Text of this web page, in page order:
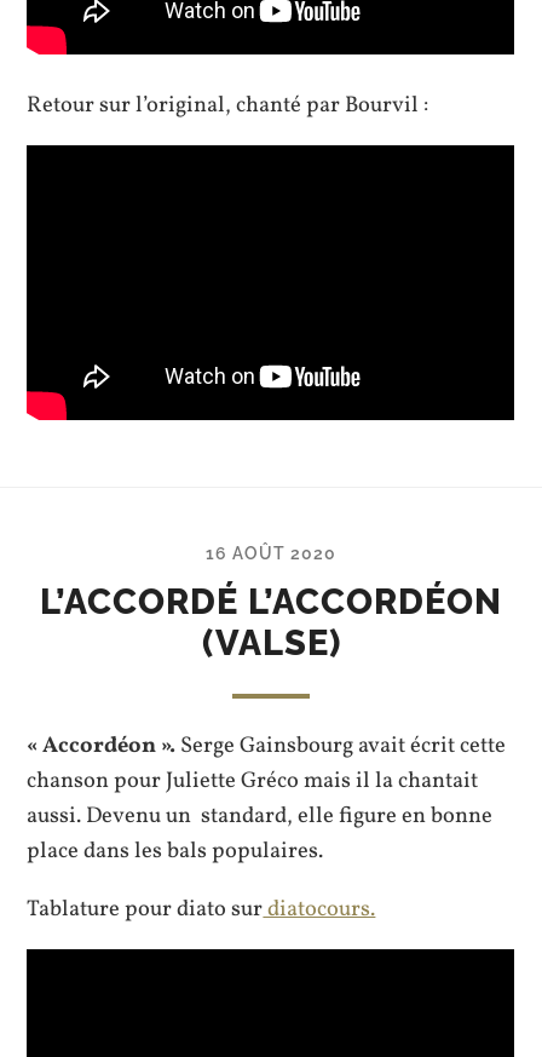
Retour sur l’original, chanté par Bourvil :
16 AOÛT 2020
L’ACCORDÉ L’ACCORDÉON
(VALSE)
« Accordéon ».Serge Gainsbourg avait écrit cette
chanson pour Juliette Gréco mais il la chantait
aussi. Devenu un standard, elle figure en bonne
place dans les bals populaires.
Tablature pour diato surdiatocours.